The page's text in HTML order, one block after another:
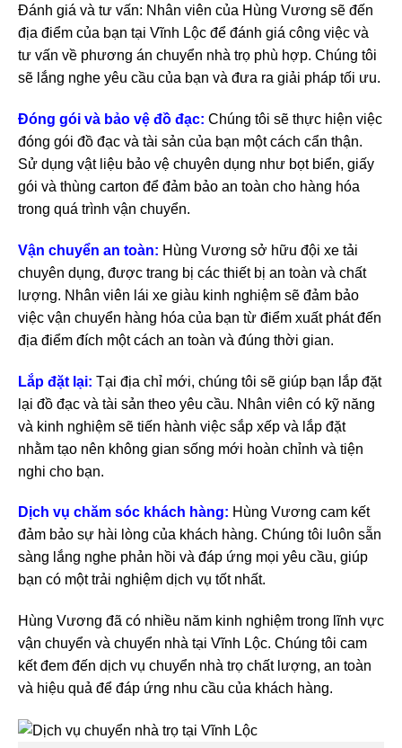
Đánh giá và tư vấn: Nhân viên của Hùng Vương sẽ đến
địa điểm của bạn tại Vĩnh Lộc để đánh giá công việc và
tư vấn về phương án chuyển nhà trọ phù hợp. Chúng tôi
sẽ lắng nghe yêu cầu của bạn và đưa ra giải pháp tối ưu.
Đóng gói và bảo vệ đồ đạc: Chúng tôi sẽ thực hiện việc
đóng gói đồ đạc và tài sản của bạn một cách cẩn thận.
Sử dụng vật liệu bảo vệ chuyên dụng như bọt biển, giấy
gói và thùng carton để đảm bảo an toàn cho hàng hóa
trong quá trình vận chuyển.
Vận chuyển an toàn: Hùng Vương sở hữu đội xe tải
chuyên dụng, được trang bị các thiết bị an toàn và chất
lượng. Nhân viên lái xe giàu kinh nghiệm sẽ đảm bảo
việc vận chuyển hàng hóa của bạn từ điểm xuất phát đến
địa điểm đích một cách an toàn và đúng thời gian.
Lắp đặt lại: Tại địa chỉ mới, chúng tôi sẽ giúp bạn lắp đặt
lại đồ đạc và tài sản theo yêu cầu. Nhân viên có kỹ năng
và kinh nghiệm sẽ tiến hành việc sắp xếp và lắp đặt
nhằm tạo nên không gian sống mới hoàn chỉnh và tiện
nghi cho bạn.
Dịch vụ chăm sóc khách hàng: Hùng Vương cam kết
đảm bảo sự hài lòng của khách hàng. Chúng tôi luôn sẵn
sàng lắng nghe phản hồi và đáp ứng mọi yêu cầu, giúp
bạn có một trải nghiệm dịch vụ tốt nhất.
Hùng Vương đã có nhiều năm kinh nghiệm trong lĩnh vực
vận chuyển và chuyển nhà tại Vĩnh Lộc. Chúng tôi cam
kết đem đến dịch vụ chuyển nhà trọ chất lượng, an toàn
và hiệu quả để đáp ứng nhu cầu của khách hàng.